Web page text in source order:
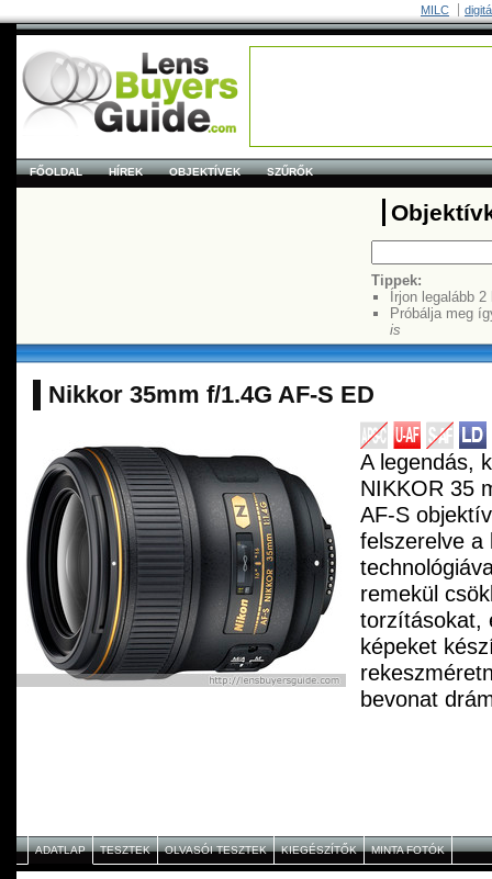
MILC
FŐOLDAL HÍREK OBJEKTÍVEK SZŰRŐK
Tippek:
Írjon legalább
Próbálja meg
is
Nikkor 35mm f/1.4G AF-S ED
A legendás,
NIKKOR 35
AF-S
felszerelve a
remekül
torzításokat,
képeket
bevonat
választás
ADATLAP TESZTEK OLVASÓI TESZTEK KIEGÉSZÍTŐK MINTA FOTÓK